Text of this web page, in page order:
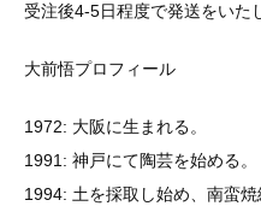
受注後4-5日程度で発送をいた
大前悟プロフィール
1972: 大阪に生まれる。
1991: 神戸にて陶芸を始める。
1994: 土を採取し始め、南蛮焼